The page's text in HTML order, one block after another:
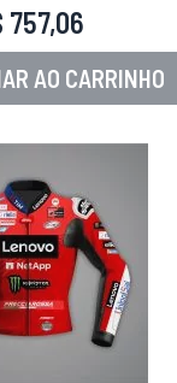
757,06
AO CARRINHO
de desejos